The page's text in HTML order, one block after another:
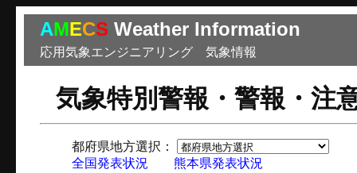
AMECS Weather Information
応用気象エンジニアリング 気象情報
気象特別警報・警報・注
都府県地方選択：
全国発表状況
熊本県発表状況